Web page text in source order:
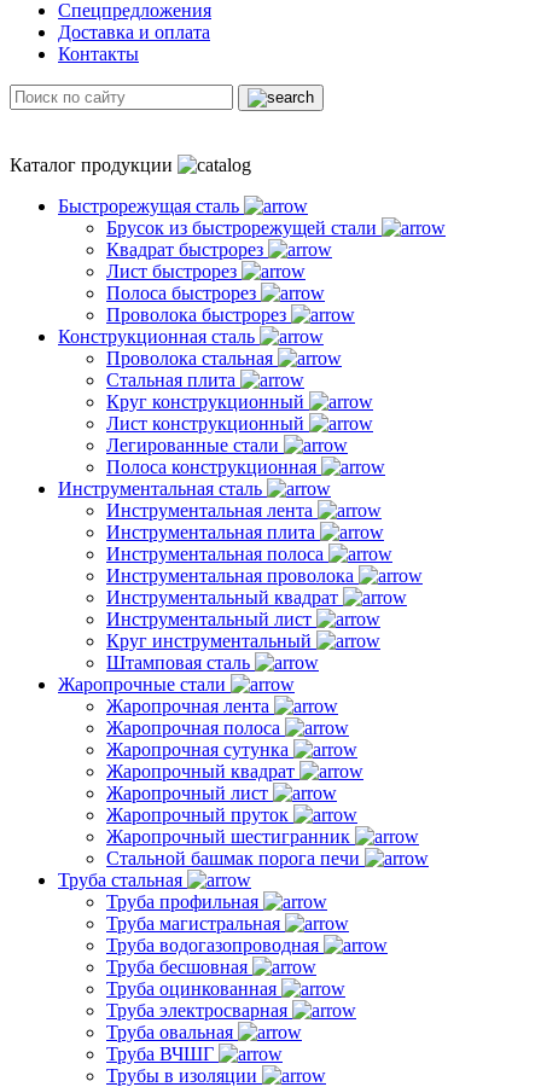
Спецпредложения
Доставка и оплата
Контакты
Каталог продукции
Быстрорежущая сталь
Брусок из быстрорежущей стали
Квадрат быстрорез
Лист быстрорез
Полоса быстрорез
Проволока быстрорез
Конструкционная сталь
Проволока стальная
Стальная плита
Круг конструкционный
Лист конструкционный
Легированные стали
Полоса конструкционная
Инструментальная сталь
Инструментальная лента
Инструментальная плита
Инструментальная полоса
Инструментальная проволока
Инструментальный квадрат
Инструментальный лист
Круг инструментальный
Штамповая сталь
Жаропрочные стали
Жаропрочная лента
Жаропрочная полоса
Жаропрочная сутунка
Жаропрочный квадрат
Жаропрочный лист
Жаропрочный пруток
Жаропрочный шестигранник
Стальной башмак порога печи
Труба стальная
Труба профильная
Труба магистральная
Труба водогазопроводная
Труба бесшовная
Труба оцинкованная
Труба электросварная
Труба овальная
Труба ВЧШГ
Трубы в изоляции